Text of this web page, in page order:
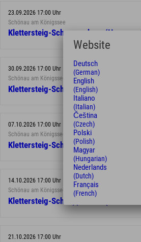
23.09.2026 17:00 Uhr
Schönau am Königssee
Klettersteig-Schnupperkurs
30.09.2026 17:00 Uhr
Schönau am Königssee
Klettersteig-Schnupperkurs
07.10.2026 17:00 Uhr
Schönau am Königssee
Klettersteig-Schnupperkurs
14.10.2026 17:00 Uhr
Schönau am Königssee
Klettersteig-Schnupperkurs
21.10.2026 17:00 Uhr
Website
Deutsch
(German)
English
(English)
Italiano
(Italian)
Čeština
(Czech)
Polski
(Polish)
Magyar
(Hungarian)
Nederlands
(Dutch)
Français
(French)